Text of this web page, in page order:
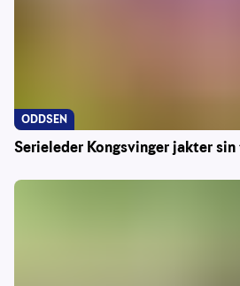
Serieleder Kongsvinger jakter
ODDSEN